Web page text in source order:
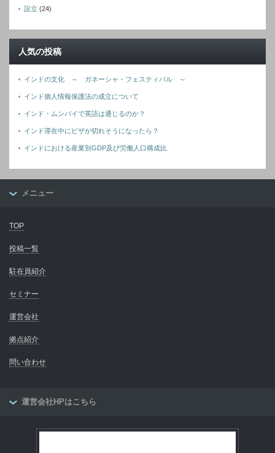
設立 (24)
人気の投稿
インドの文化 ～ ガネーシャ・フェスティバル ～
インド個人情報保護法の成立について
インド・ムンバイで英語は通じるのか？
インド滞在中にビザが切れそうになったら？
インドにおける産業別GDP及び労働人口構成比
メニュー
TOP
投稿一覧
駐在員紹介
セミナー
運営会社
拠点紹介
問い合わせ
運営会社HPはこちら